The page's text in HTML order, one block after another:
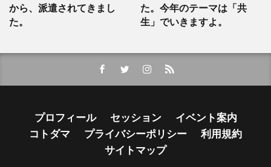
から、派遣されてきまし
た。
た。今年のテーマは「共
生」でいきますよ。
プロフィール セッション
イベント案内
コトダマ
プライバシーポリシー
利用規約
サイトマップ